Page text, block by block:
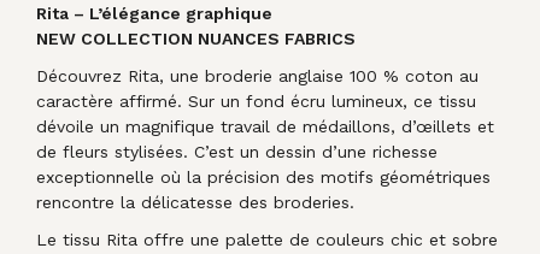
initial
27,00€.
actuel
20,00€.
Rita – L’élégance graphique
NEW COLLECTION NUANCES FABRICS
Découvrez Rita, une broderie anglaise 100 % coton au
caractère affirmé. Sur un fond écru lumineux, ce tissu
dévoile un magnifique travail de médaillons, d’œillets et
de fleurs stylisées. C’est un dessin d’une richesse
exceptionnelle où la précision des motifs géométriques
rencontre la délicatesse des broderies.
Le tissu Rita offre une palette de couleurs chic et sobre